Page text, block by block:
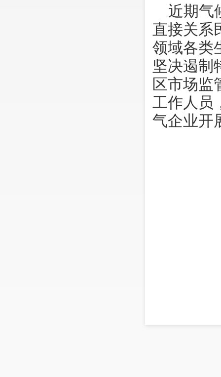
近期气
直接关系
领域各类
坚决遏制
区市场监
工作人员
气企业开